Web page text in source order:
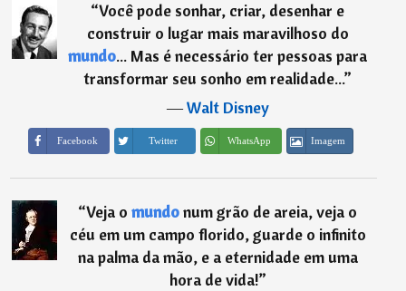
“Você pode sonhar, criar, desenhar e
construir o lugar mais maravilhoso do
mundo... Mas é necessário ter pessoas para
transformar seu sonho em realidade...”
―Walt Disney
Facebook Twitter WhatsApp Imagem
“Veja omundonum grão de areia, veja o
céu em um campo florido, guarde o infinito
na palma da mão, e a eternidade em uma
hora de vida!”